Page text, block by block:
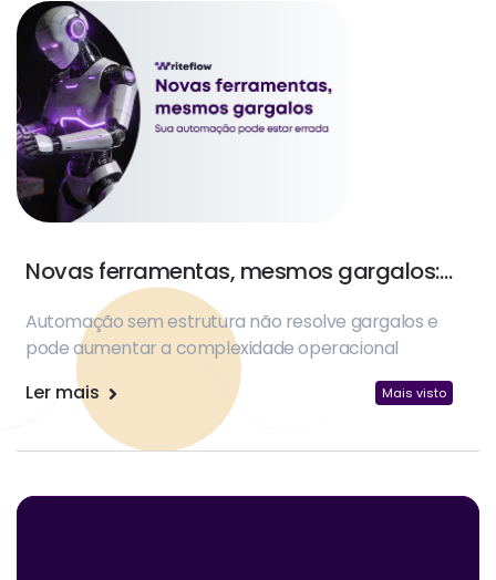
Novas ferramentas, mesmos gargalos:
sua automação pode estar errada
Automação sem estrutura não resolve gargalos e
pode aumentar a complexidade operacional
Ler mais
Mais visto